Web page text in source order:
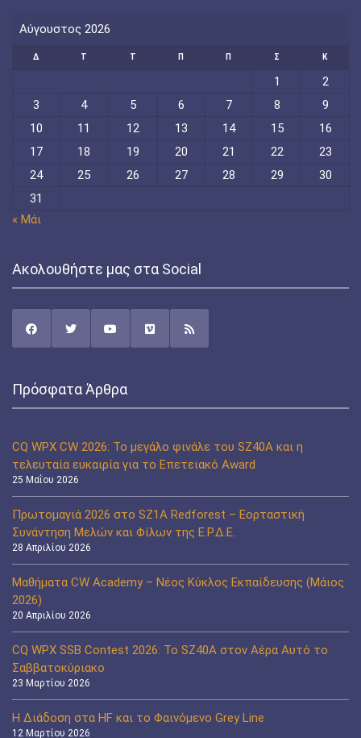
Αύγουστος 2026
Δ Τ Τ Π Π Σ Κ
1
2
3
4 5 6 7 8
9
10
11 12 13 14 15
16
17
18 19 20 21 22
23
24
25 26 27 28 29
30
31
« Μάι
Ακολουθήστε μας στα Social
Πρόσφατα Άρθρα
CQ WPX CW 2026: Το μεγάλο φινάλε του SZ40A και η
τελευταία ευκαιρία για το Επετειακό Award
25 Μαΐου 2026
Πρωτομαγιά 2026 στο SZ1A Redforest – Εορταστική
Συνάντηση Μελών και Φίλων της Ε.Ρ.Δ.Ε.
28 Απριλίου 2026
Μαθήματα CW Academy – Νέος Κύκλος Εκπαίδευσης (Μάιος
2026)
20 Απριλίου 2026
CQ WPX SSB Contest 2026: Το SZ40A στον Αέρα Αυτό το
Σαββατοκύριακο
23 Μαρτίου 2026
Η Διάδοση στα HF και το Φαινόμενο Grey Line
12 Μαρτίου 2026